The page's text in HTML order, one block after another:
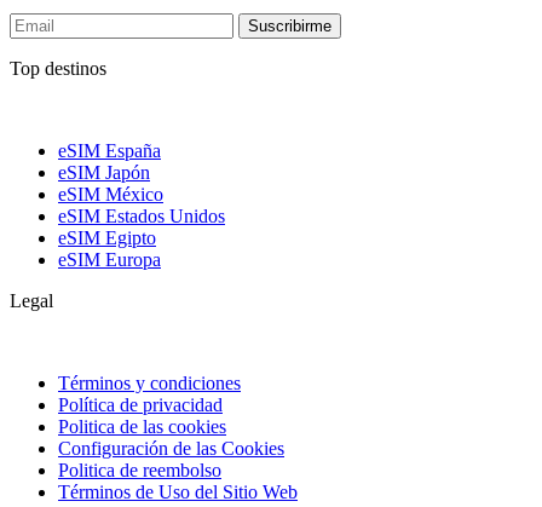
Suscribirme
Top destinos
eSIM España
eSIM Japón
eSIM México
eSIM Estados Unidos
eSIM Egipto
eSIM Europa
Legal
Términos y condiciones
Política de privacidad
Politica de las cookies
Configuración de las Cookies
Politica de reembolso
Términos de Uso del Sitio Web